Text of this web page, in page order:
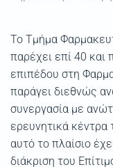
Το Τμήμα
παρέχει επί 40
επιπέδου στη
παράγει διεθνώς
συνεργασία με
ερευνητικά
αυτό το πλαίσιο
διάκριση του